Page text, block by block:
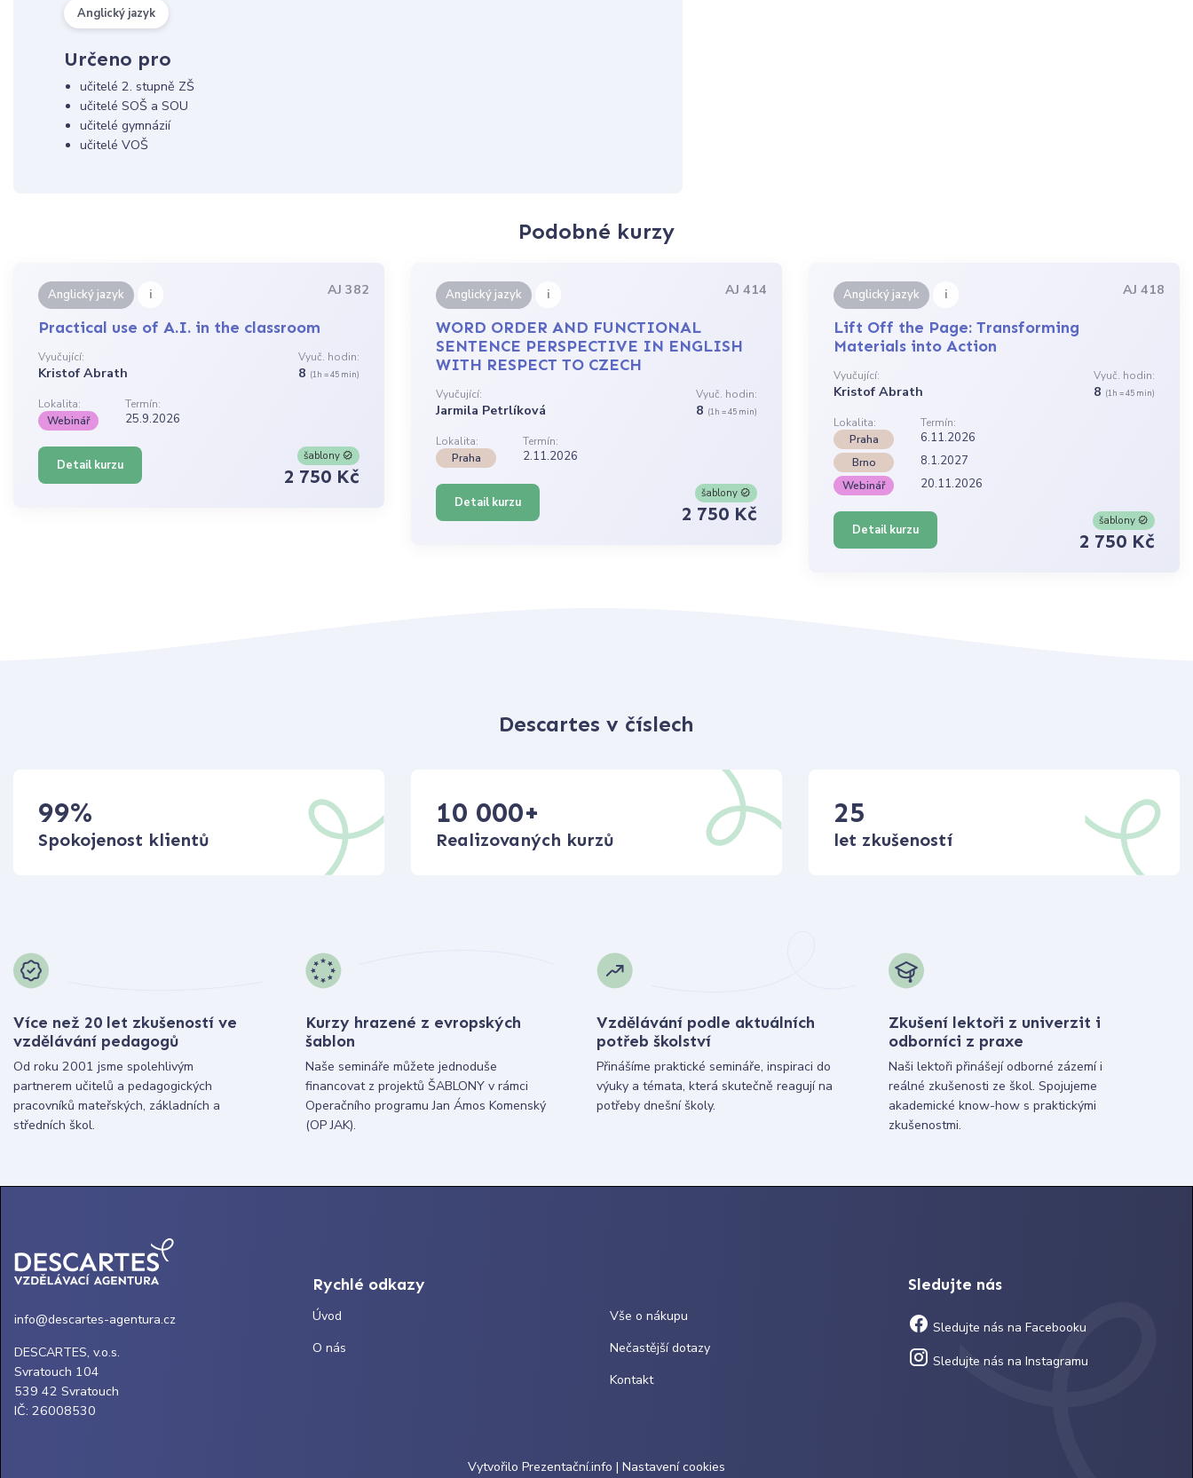
Anglický jazyk
Určeno pro
učitelé 2. stupně ZŠ
učitelé SOŠ a SOU
učitelé gymnázií
učitelé VOŠ
Podobné kurzy
Anglický jazyk i AJ 382
Practical use of A.I. in the classroom
Vyučující:
Kristof Abrath
Vyuč. hodin:
8 (1h = 45 min)
Lokalita:
Termín:
Webinář
25.9.2026
Detail kurzu
šablony
2 750 Kč
Anglický jazyk i AJ 414
WORD ORDER AND FUNCTIONAL
SENTENCE PERSPECTIVE IN ENGLISH
WITH RESPECT TO CZECH
Vyučující:
Jarmila Petrlíková
Vyuč. hodin:
8 (1h = 45 min)
Lokalita:
Termín:
Praha
2.11.2026
Detail kurzu
šablony
2 750 Kč
Anglický jazyk i AJ 418
Lift Off the Page: Transforming
Materials into Action
Vyučující:
Kristof Abrath
Vyuč. hodin:
8 (1h = 45 min)
Lokalita:
Termín:
Praha
6.11.2026
Brno 8.1.2027
Webinář 20.11.2026
Detail kurzu
šablony
2 750 Kč
Descartes v číslech
99%
Spokojenost klientů
10 000+
Realizovaných kurzů
25
let zkušeností
Více než 20 let zkušeností ve
vzdělávání pedagogů
Od roku 2001 jsme spolehlivým
partnerem učitelů a pedagogických
pracovníků mateřských, základních a
středních škol.
Kurzy hrazené z evropských
šablon
Naše semináře můžete jednoduše
financovat z projektů ŠABLONY v rámci
Operačního programu Jan Ámos Komenský
(OP JAK).
Vzdělávání podle aktuálních
potřeb školství
Přinášíme praktické semináře, inspiraci do
výuky a témata, která skutečně reagují na
potřeby dnešní školy.
Zkušení lektoři z univerzit i
odborníci z praxe
Naši lektoři přinášejí odborné zázemí i
reálné zkušenosti ze škol. Spojujeme
akademické know-how s praktickými
zkušenostmi.
info@descartes-agentura.cz
DESCARTES, v.o.s.
Svratouch 104
539 42 Svratouch
IČ: 26008530
Rychlé odkazy
Úvod
O nás
Vše o nákupu
Nečastější dotazy
Kontakt
Sledujte nás
Sledujte nás na Facebooku
Sledujte nás na Instagramu
Vytvořilo Prezentační.info | Nastavení cookies